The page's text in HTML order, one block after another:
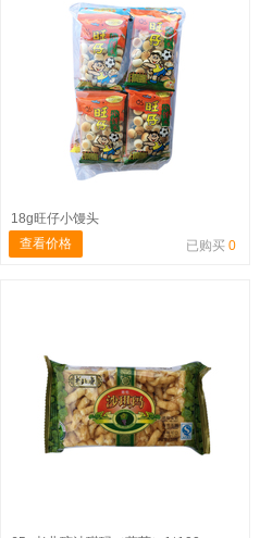
18g旺仔小馒头
查看价格
已购买 0